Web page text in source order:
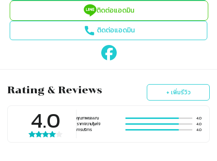
ติดต่อแอดมิน
ติดต่อแอดมิน
Rating & Reviews + เพิ่มรีวิว
4.0 คุณภาพของงาน
4.0
ราคา (ความคุ้มค่า)
4.0
การบริการ
4.0